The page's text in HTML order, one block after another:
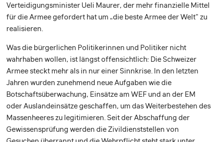
Verteidigungsminister Ueli Maurer, der mehr finanzielle Mittel
für die Armee gefordert hat um „die beste Armee der Welt" zu
realisieren.
Was die bürgerlichen Politikerinnen und Politiker nicht
wahrhaben wollen, ist längst offensichtlich: Die Schweizer
Armee steckt mehr als in nur einer Sinnkrise. In den letzten
Jahren wurden zunehmend neue Aufgaben wie die
Botschaftsüberwachung, Einsätze am WEF und an der EM
oder Auslandeinsätze geschaffen, um das Weiterbestehen des
Massenheeres zu legitimieren. Seit der Abschaffung der
Gewissensprüfung werden die Zivildienststellen von